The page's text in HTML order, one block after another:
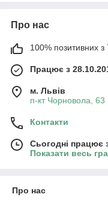
Про нас
100% позитивних з
Працює з
м. Львів
п-кт Чорновола, 63
Контакти
Сьогодні працює
Показати весь
Про нас